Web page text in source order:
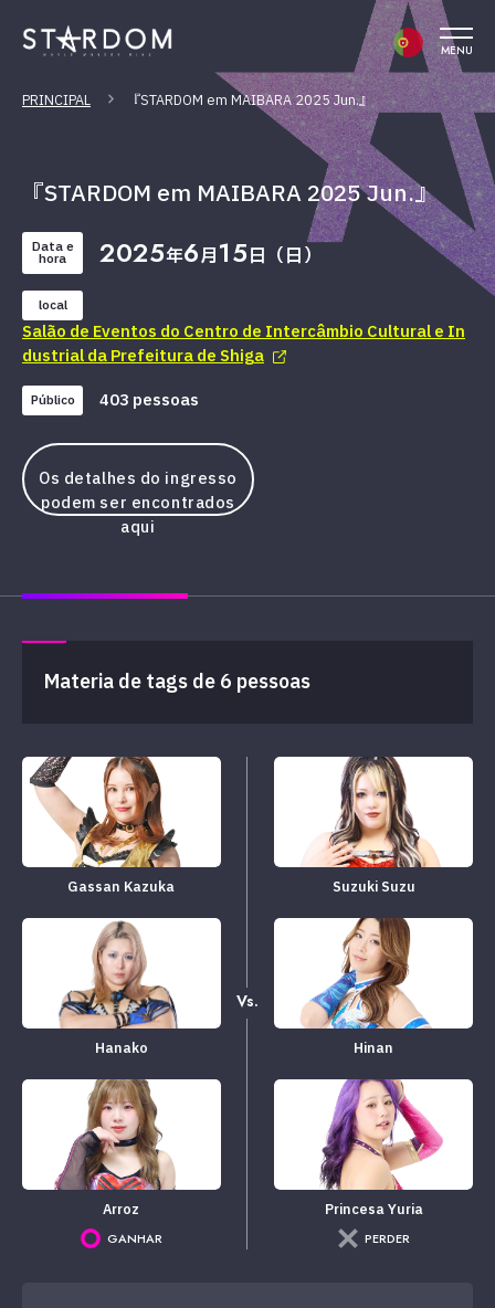
MENU
PRINCIPAL 『STARDOM em MAIBARA 2025 Jun.』
『STARDOM em MAIBARA 2025 Jun.』
Data e
hora 2025年6月15日（日）
local
Salão de Eventos do Centro de Intercâmbio Cultural e In
dustrial da Prefeitura de Shiga
Público 403 pessoas
Os detalhes do ingresso
podem ser encontrados
aqui
Materia de tags de 6 pessoas
Gassan Kazuka
Hanako
Arroz
GANHAR
Vs.
Suzuki Suzu
Hinan
Princesa Yuria
PERDER